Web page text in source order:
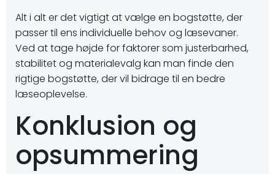
Alt i alt er det vigtigt at vælge en bogstøtte, der
passer til ens individuelle behov og læsevaner.
Ved at tage højde for faktorer som justerbarhed,
stabilitet og materialevalg kan man finde den
rigtige bogstøtte, der vil bidrage til en bedre
læseoplevelse.
Konklusion og
opsummering